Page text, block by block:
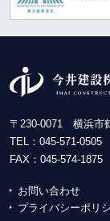
〒230-0071 横浜市
TEL： 045-571-0505
FAX：045-574-1875
お問い合わせ
プライバシーポリ